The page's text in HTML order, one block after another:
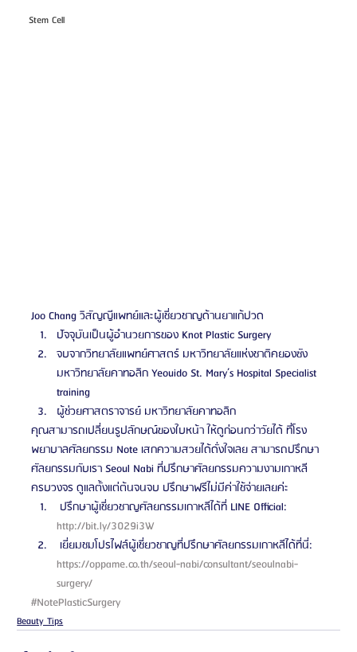
Stem Cell
Joo Chang วิสัญญีแพทย์และผู้เชี่ยวชาญด้านยาแก้ปวด
ปัจจุบันเป็นผู้อำนวยการของ Knot Plastic Surgery
จบจากวิทยาลัยแพทย์ศาสตร์ มหาวิทยาลัยแห่งชาติคยองซัง
มหาวิทยาลัยคาทอลิก Yeouido St. Mary’s Hospital Specialist
training
ผู้ช่วยศาสตราจารย์ มหาวิทยาลัยคาทอลิก
คุณสามารถเปลี่ยนรูปลักษณ์ของใบหน้า ให้ดูก่อนกว่าวัยได้ ที่โรง
พยาบาลศัลยกรรม Note เสกความสวยได้ดั่งใจเลย สามารถปรึกษา
ศัลยกรรมกับเรา Seoul Nabi ที่ปรึกษาศัลยกรรมความงามเกาหลี
ครบวงจร ดูแลตั้งแต่ต้นจนจบ ปรึกษาฟรีไม่มีค่าใช้จ่ายเลยค่ะ
ปรึกษาผู้เชี่ยวชาญศัลยกรรมเกาหลีได้ที่ LINE Official:
http://bit.ly/3029i3W
เยี่ยมชมโปรไฟล์ผู้เชี่ยวชาญที่ปรึกษาศัลยกรรมเกาหลีได้ที่นี่:
https://oppame.co.th/seoul-nabi/consultant/seoulnabi-
surgery/
#NotePlasticSurgery
Beauty Tips